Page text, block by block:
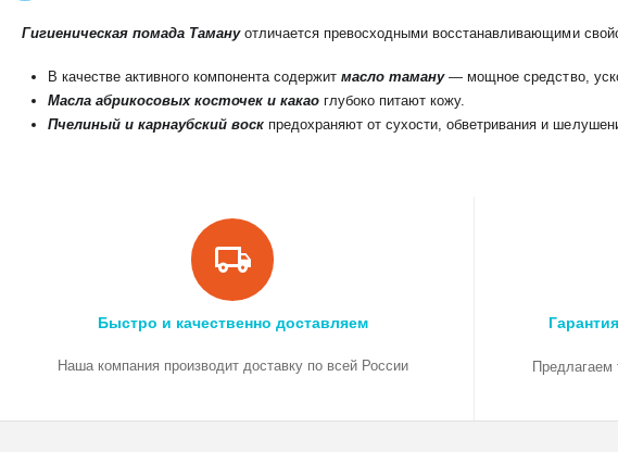
Гигиеническая помада Тамануотличается превосходными восстанавливающими
В качестве активного компонента содержитмасло таману— мощное средство,
Масла абрикосовых косточек и какао глубоко питают кожу.
Пчелиный и карнаубский воск предохраняют от сухости, обветривания и
Быстро и качественно доставляем
Наша компания производит доставку по всей России Предлагаем